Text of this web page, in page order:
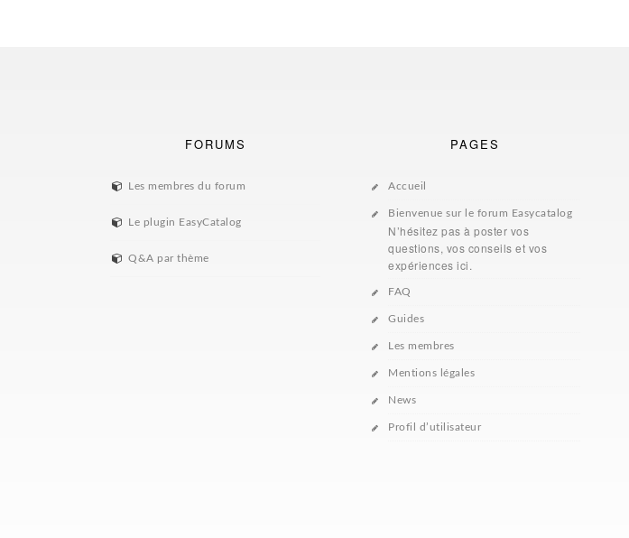
FORUMS
Les membres du forum
Le plugin EasyCatalog
Q&A par thème
PAGES
Accueil
Bienvenue sur le forum Easycatalog
N’hésitez pas à poster vos
questions, vos conseils et vos
expériences ici.
FAQ
Guides
Les membres
Mentions légales
News
Profil d’utilisateur